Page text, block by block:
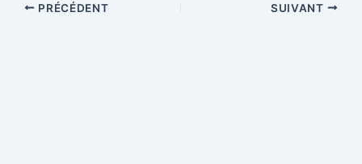
PRÉCÉDENT SUIVANT